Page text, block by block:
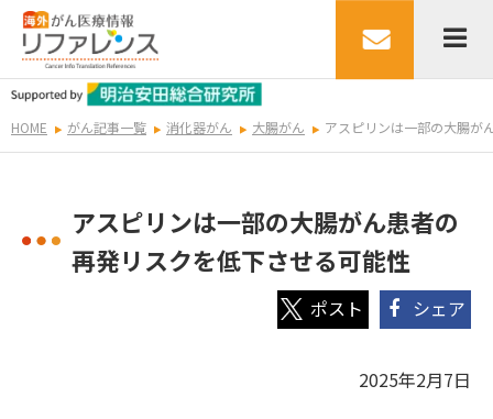
HOME がん記事一覧 消化器がん 大腸がん アスピリンは一部の大腸が
アスピリンは一部の大腸がん患者の
再発リスクを低下させる可能性
シェア
2025年2月7日